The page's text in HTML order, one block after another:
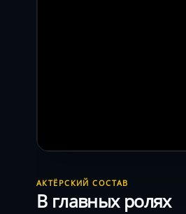
АКТЁРСКИЙ СОСТАВ
В главных ролях